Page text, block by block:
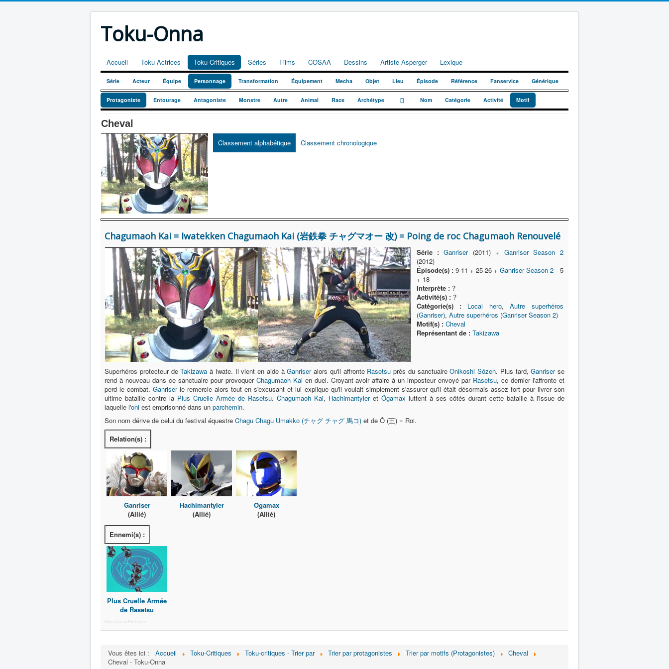
Toku-Onna
Accueil Toku-Actrices Toku-Critiques Séries Films COSAA Dessins Artiste Asperger Lexique
Série Acteur Équipe Personnage Transformation Équipement Mecha Objet Lieu Épisode Référence Fanservice Générique
Protagoniste Entourage Antagoniste Monstre Autre Animal Race Archétype [] Nom Catégorie Activité Motif
Cheval
Classement alphabétique Classement chronologique
Chagumaoh Kai = Iwatekken Chagumaoh Kai (岩鉄拳 チャグマオー 改) = Poing de roc Chagumaoh Renouvelé
Série : Ganriser(2011) + Ganriser Season 2
(2012)
Épisode(s) :9-11 + 25-26 +Ganriser Season 2 - 5
+ 18
Interprète :?
Activité(s) :?
Catégorie(s) :
Local hero,Autre superhéros
(Ganriser), Autre superhéros (Ganriser Season 2)
Motif(s) : Cheval
Représentant de : Takizawa
Superhéros protecteur deTakizawa à Iwate. Il vient en aide àGanriseralors qu'il affronte Rasetsu près du sanctuaireOnikoshi Sôzen. Plus tard,Ganriserse
rend à nouveau dans ce sanctuaire pour provoquer Chagumaoh Kaien duel. Croyant avoir affaire à un imposteur envoyé par Rasetsu, ce dernier l'affronte et
perd le combat.Ganriserle remercie alors tout en s'excusant et lui explique qu'il voulait simplement s'assurer qu'il était désormais assez fort pour livrer son
ultime bataille contre la Plus Cruelle Armée de Rasetsu. Chagumaoh Kai, Hachimantyleret Ôgamax luttent à ses côtés durant cette bataille à l'issue de
laquelle l'oni est emprisonné dans un parchemin.
Son nom dérive de celui du festival équestre Chagu Chagu Umakko (チャグ チャグ 馬コ) et de Ô (王) = Roi.
Relation(s) :
Ganriser
(Allié)
Hachimantyler
(Allié)
Ôgamax
(Allié)
Ennemi(s) :
Plus Cruelle Armée
de Rasetsu
More Joomla Extensions
Vous êtes ici : Accueil Toku-Critiques Toku-critiques - Trier par Trier par protagonistes Trier par motifs (Protagonistes)
Cheval
Cheval - Toku-Onna